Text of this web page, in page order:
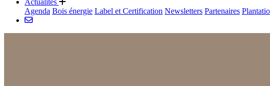
Actualités
Agenda Bois énergie Label et Certification Newsletters Partenaires